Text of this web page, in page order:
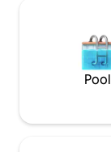
Pool